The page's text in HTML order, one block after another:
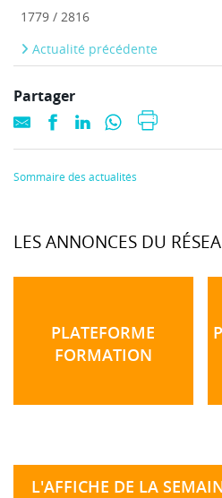
1779 / 2816
Actualité précédente
Partager
Sommaire des actualités
LES ANNONCES DU
PLATEFORME
FORMATION
L'AFFICHE DE LA